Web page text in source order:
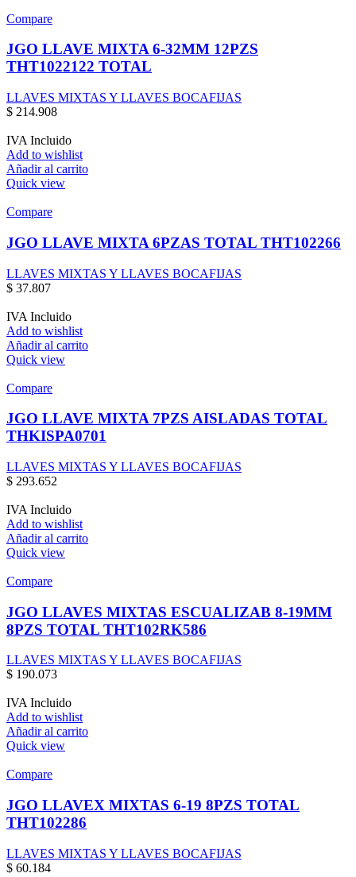
Compare
JGO LLAVE MIXTA 6-32MM 12PZS
THT1022122 TOTAL
LLAVES MIXTAS Y LLAVES BOCAFIJAS
$ 214.908
IVA Incluido
Add to wishlist
Añadir al carrito
Quick view
Compare
JGO LLAVE MIXTA 6PZAS TOTAL THT102266
LLAVES MIXTAS Y LLAVES BOCAFIJAS
$ 37.807
IVA Incluido
Add to wishlist
Añadir al carrito
Quick view
Compare
JGO LLAVE MIXTA 7PZS AISLADAS TOTAL
THKISPA0701
LLAVES MIXTAS Y LLAVES BOCAFIJAS
$ 293.652
IVA Incluido
Add to wishlist
Añadir al carrito
Quick view
Compare
JGO LLAVES MIXTAS ESCUALIZAB 8-19MM
8PZS TOTAL THT102RK586
LLAVES MIXTAS Y LLAVES BOCAFIJAS
$ 190.073
IVA Incluido
Add to wishlist
Añadir al carrito
Quick view
Compare
JGO LLAVEX MIXTAS 6-19 8PZS TOTAL
THT102286
LLAVES MIXTAS Y LLAVES BOCAFIJAS
$ 60.184